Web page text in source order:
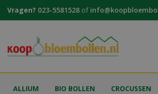
naar
Vragen? 023-5581528 of
ALLIUM BIO BOLLEN CROCUSSEN